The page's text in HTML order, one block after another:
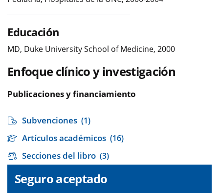
Educación
MD, Duke University School of Medicine, 2000
Enfoque clínico y investigación
Publicaciones y financiamiento
Subvenciones (1)
Artículos académicos (16)
Secciones del libro (3)
Seguro aceptado